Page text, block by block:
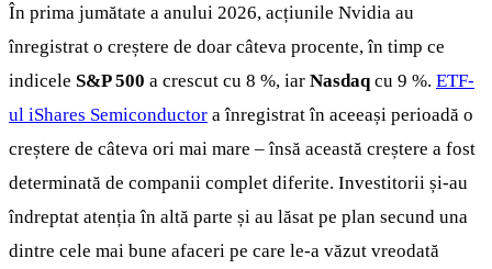
În prima jumătate a anului 2026, acțiunile Nvidia au
înregistrat o creștere de doar câteva procente, în timp ce
indicele S&P 500 a crescut cu 8 %, iar Nasdaq cu 9 %. ETF-
ul iShares Semiconductor a înregistrat în aceeași perioadă o
creștere de câteva ori mai mare – însă această creștere a fost
determinată de companii complet diferite. Investitorii și-au
îndreptat atenția în altă parte și au lăsat pe plan secund una
dintre cele mai bune afaceri pe care le-a văzut vreodată